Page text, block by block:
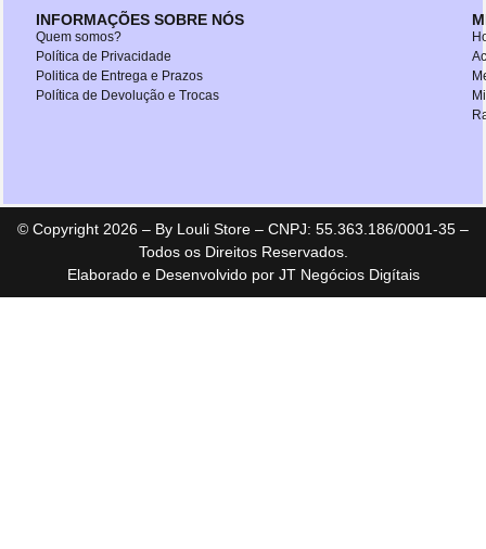
INFORMAÇÕES SOBRE NÓS
Quem somos?
Política de Privacidade
Politica de Entrega e Prazos
Política de Devolução e Trocas
© Copyright 2026 – By Louli Store – CNPJ: 55.363.186/0001-35 –
Todos os Direitos Reservados.
Elaborado e Desenvolvido por JT Negócios Digítais